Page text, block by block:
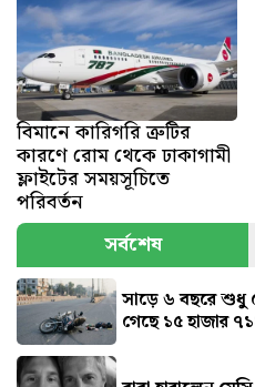
বিমানে কারিগরি ত্রুটির
কারণে রোম থেকে ঢাকাগামী
ফ্লাইটের সময়সূচিতে
পরিবর্তন
সর্বশেষ
সাড়ে ৬ বছরে শুধু
গেছে ১৫ হাজার